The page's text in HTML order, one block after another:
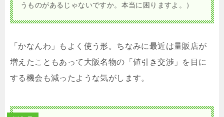
うものがあるじゃないですか。本当に困りますよ。）
「かなんわ」もよく使う形。ちなみに最近は量販店が
増えたこともあって大阪名物の「値引き交渉」を目に
する機会も減ったような気がします。